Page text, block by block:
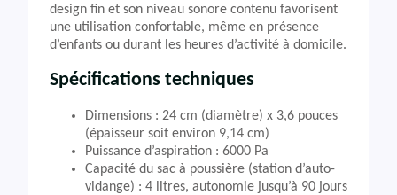
design fin et son niveau sonore contenu favorisent
une utilisation confortable, même en présence
d’enfants ou durant les heures d’activité à domicile.
Spécifications techniques
Dimensions : 24 cm (diamètre) x 3,6 pouces
(épaisseur soit environ 9,14 cm)
Puissance d’aspiration : 6000 Pa
Capacité du sac à poussière (station d’auto-
vidange) : 4 litres, autonomie jusqu’à 90 jours